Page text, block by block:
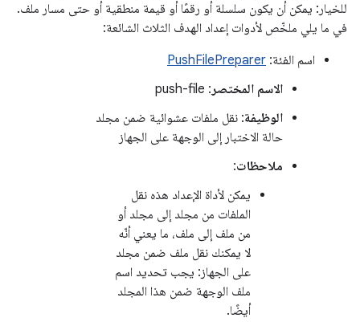
للخيار: يمكن أن يكون سلسلة أو رقمًا أو قيمة منطقية أو حتى مسار ملف.
في ما يلي ملخّص لأدوات إعداد الهدف الثلاث الشائعة:
اسم الفئة: PushFilePreparer
الاسم المختصر : push-file
الوظيفة: نقل ملفات عشوائية ضمن مجلد
حالة الاختبار إلى الوجهة على الجهاز
ملاحظات:
يمكن لأداة الإعداد هذه نقل
الملفات من مجلد إلى مجلد أو
من ملف إلى ملف، ما يعني أنّه
لا يمكنك نقل ملف ضمن مجلد
على الجهاز: يجب تحديد اسم
ملف الوجهة ضمن هذا المجلد
أيضًا.